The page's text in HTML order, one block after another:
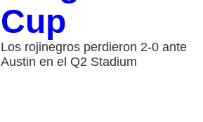
Cup
Los rojinegros perdieron 2-0 ante
Austin en el Q2 Stadium